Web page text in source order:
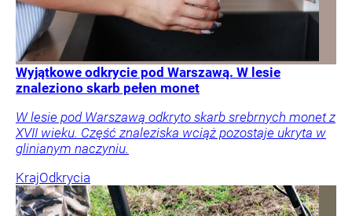
Wyjątkowe odkrycie pod Warszawą. W lesie
znaleziono skarb pełen monet
W lesie pod Warszawą odkryto skarb srebrnych monet z
XVII wieku. Część znaleziska wciąż pozostaje ukryta w
glinianym naczyniu.
KrajOdkrycia